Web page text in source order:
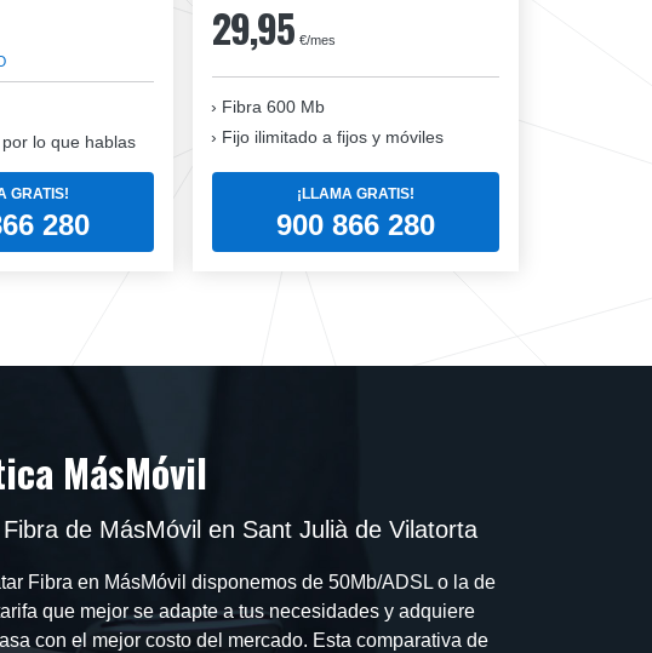
lo que hablas
GRATIS!
280
29,95 €/mes
Fibra 600 Mb
Fijo ilimitado a fijos y móviles
¡LLAMA GRATIS!
900 866 280
MásMóvil
de MásMóvil en Sant Julià de Vilatorta
Fibra en MásMóvil disponemos de 50Mb/ADSL o la de
que mejor se adapte a tus necesidades y adquiere
con el mejor costo del mercado. Esta comparativa de